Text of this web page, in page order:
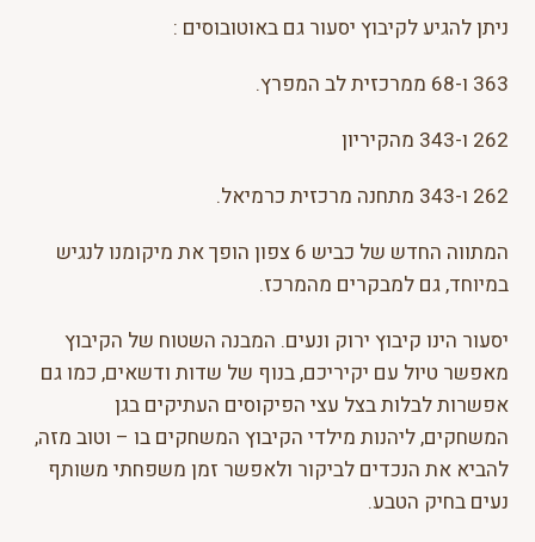
ניתן להגיע לקיבוץ יסעור גם באוטובוסים :
363 ו-68 ממרכזית לב המפרץ.
262 ו-343 מהקיריון
262 ו-343 מתחנה מרכזית כרמיאל.
המתווה החדש של כביש 6 צפון הופך את מיקומנו לנגיש
במיוחד, גם למבקרים מהמרכז.
יסעור הינו קיבוץ ירוק ונעים. המבנה השטוח של הקיבוץ
מאפשר טיול עם יקיריכם, בנוף של שדות ודשאים, כמו גם
אפשרות לבלות בצל עצי הפיקוסים העתיקים בגן
המשחקים, ליהנות מילדי הקיבוץ המשחקים בו – וטוב מזה,
להביא את הנכדים לביקור ולאפשר זמן משפחתי משותף
נעים בחיק הטבע.